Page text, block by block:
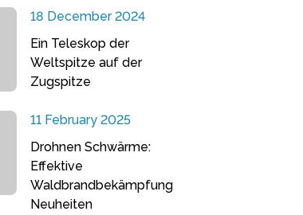
18 December 2024
Ein Teleskop der
Weltspitze auf der
Zugspitze
11 February 2025
Drohnen Schwärme:
Effektive
Waldbrandbekämpfung
Neuheiten